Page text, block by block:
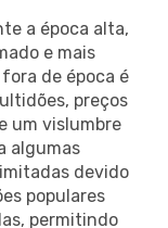
a época alta,
e mais
de época é
preços
um vislumbre
algumas
devido
populares
permitindo